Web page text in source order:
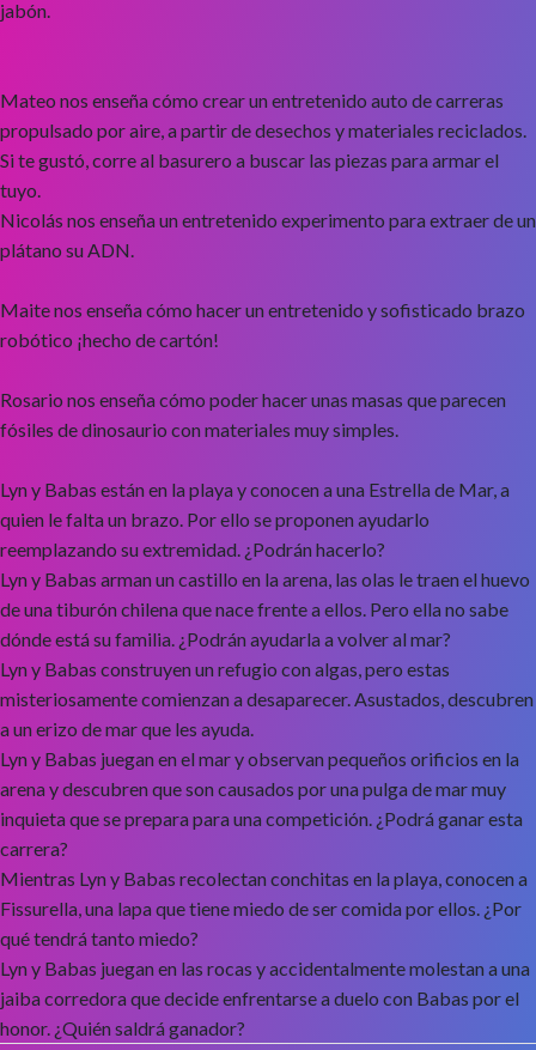
jabón.
Mateo nos enseña cómo crear un entretenido auto de carreras
propulsado por aire, a partir de desechos y materiales reciclados.
Si te gustó, corre al basurero a buscar las piezas para armar el
tuyo.
Nicolás nos enseña un entretenido experimento para extraer de un
plátano su ADN.
Maite nos enseña cómo hacer un entretenido y sofisticado brazo
robótico ¡hecho de cartón!
Rosario nos enseña cómo poder hacer unas masas que parecen
fósiles de dinosaurio con materiales muy simples.
Lyn y Babas están en la playa y conocen a una Estrella de Mar, a
quien le falta un brazo. Por ello se proponen ayudarlo
reemplazando su extremidad. ¿Podrán hacerlo?
Lyn y Babas arman un castillo en la arena, las olas le traen el huevo
de una tiburón chilena que nace frente a ellos. Pero ella no sabe
dónde está su familia. ¿Podrán ayudarla a volver al mar?
Lyn y Babas construyen un refugio con algas, pero estas
misteriosamente comienzan a desaparecer. Asustados, descubren
a un erizo de mar que les ayuda.
Lyn y Babas juegan en el mar y observan pequeños orificios en la
arena y descubren que son causados por una pulga de mar muy
inquieta que se prepara para una competición. ¿Podrá ganar esta
carrera?
Mientras Lyn y Babas recolectan conchitas en la playa, conocen a
Fissurella, una lapa que tiene miedo de ser comida por ellos. ¿Por
qué tendrá tanto miedo?
Lyn y Babas juegan en las rocas y accidentalmente molestan a una
jaiba corredora que decide enfrentarse a duelo con Babas por el
honor. ¿Quién saldrá ganador?